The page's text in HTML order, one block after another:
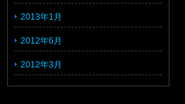
2013年1月
2012年6月
2012年3月